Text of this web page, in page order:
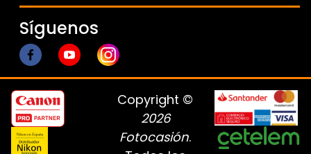
Síguenos
Copyright ©
2026
Fotocasión.